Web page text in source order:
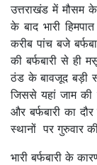
उत्तराखंड में मौसम
के बाद भारी
करीब पांच बजे
की बर्फबारी से ही
ठंड के बावजूद बड़ी
जिससे यहां जाम की
और बर्फबारी का
स्थानों पर गुरुवार
भारी बर्फबारी के